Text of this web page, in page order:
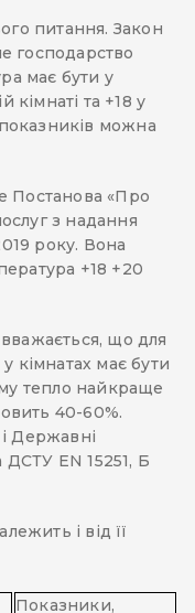
питання. Закон
господарство
має бути у
кімнаті та +18 у
можна
Постанова «Про
з надання
року. Вона
+18 +20
що для
кімнатах має бути
тепло найкраще
40-60%.
Державні
ДСТУ EN 15251, Б
і від її
Показники,